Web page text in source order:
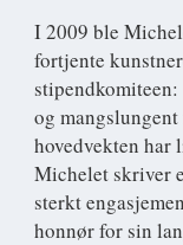
I 2009 ble
fortjente
og
hovedvekten
Michelet skriver
sterkt
honnør for sin